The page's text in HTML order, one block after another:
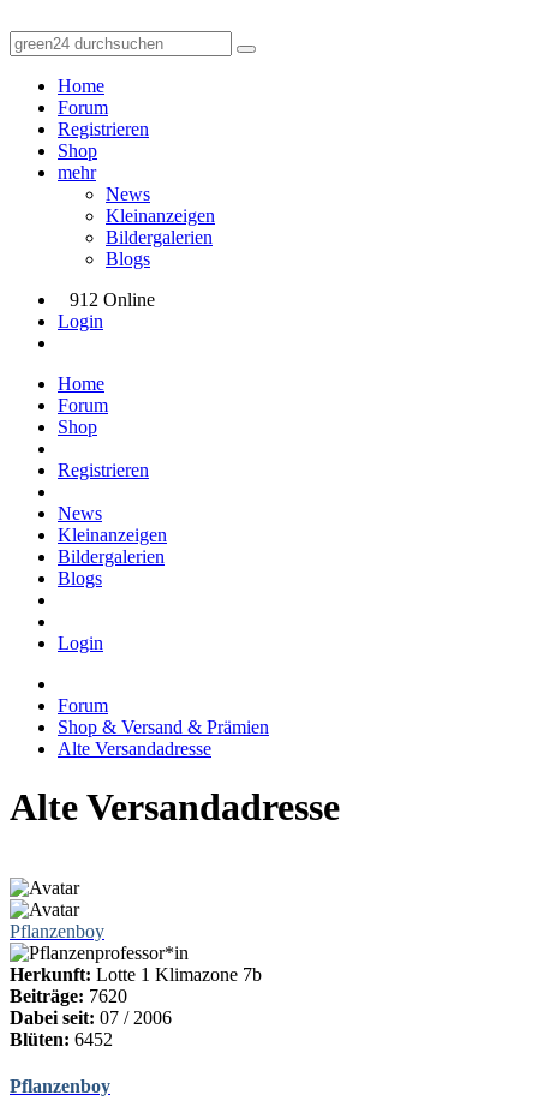
Home
Forum
Registrieren
Shop
mehr
News
Kleinanzeigen
Bildergalerien
Blogs
912 Online
Login
Home
Forum
Shop
Registrieren
News
Kleinanzeigen
Bildergalerien
Blogs
Login
Forum
Shop & Versand & Prämien
Alte Versandadresse
Alte Versandadresse
Pflanzenboy
Herkunft: Lotte 1 Klimazone 7b
Beiträge: 7620
Dabei seit: 07 / 2006
Blüten: 6452
Pflanzenboy